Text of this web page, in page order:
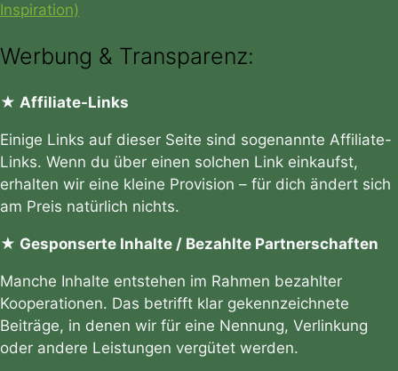
Inspiration)
Werbung & Transparenz:
★ Affiliate-Links
Einige Links auf dieser Seite sind sogenannte Affiliate-
Links. Wenn du über einen solchen Link einkaufst,
erhalten wir eine kleine Provision – für dich ändert sich
am Preis natürlich nichts.
★ Gesponserte Inhalte / Bezahlte Partnerschaften
Manche Inhalte entstehen im Rahmen bezahlter
Kooperationen. Das betrifft klar gekennzeichnete
Beiträge, in denen wir für eine Nennung, Verlinkung
oder andere Leistungen vergütet werden.